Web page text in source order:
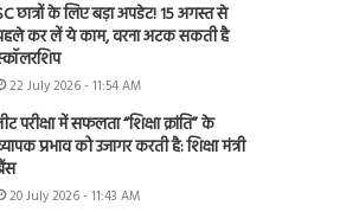
छात्रों के लिए बड़ा अपडेट! 15 अगस्त से
कर लें ये काम, वरना अटक सकती है
22 July 2026 - 11:54 AM
परीक्षा में सफलता “शिक्षा क्रांति” के
प्रभाव को उजागर करती है: शिक्षा मंत्री
20 July 2026 - 11:43 AM